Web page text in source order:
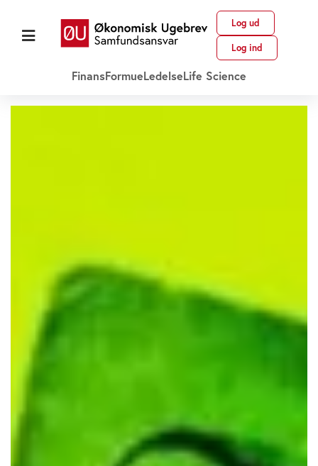
Log ud
Log ind
FinansFormueLedelseLife Science